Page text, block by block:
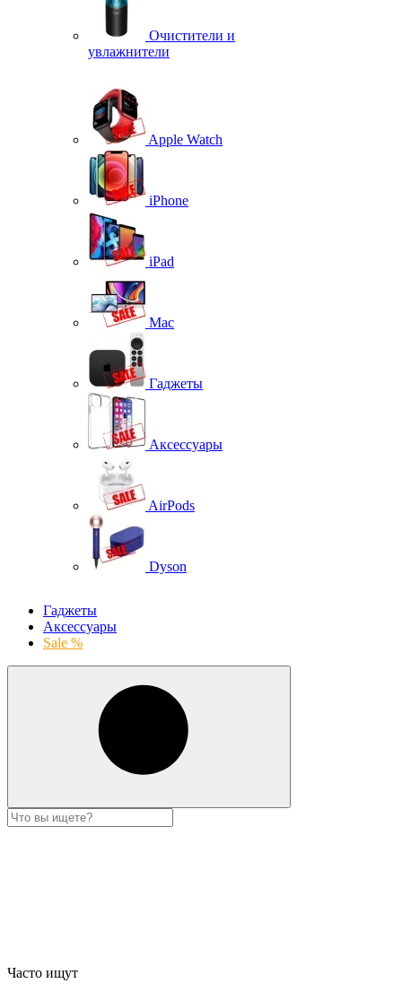
Очистители и
увлажнители
Apple Watch
iPhone
iPad
Mac
Гаджеты
Аксессуары
AirPods
Dyson
Гаджеты
Аксессуары
Sale %
Часто ищут